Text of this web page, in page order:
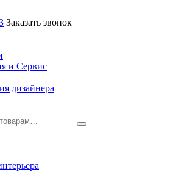
Заказать звонок
и Сервис
дизайнера